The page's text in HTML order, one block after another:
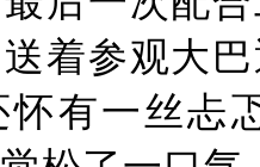
着参观大
怀有一丝忐